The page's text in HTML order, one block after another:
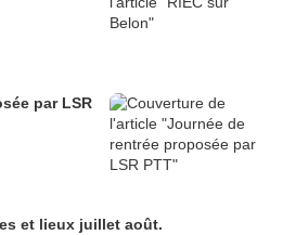
par LSR
Marche nordique ! Horaires et lieux juillet août.